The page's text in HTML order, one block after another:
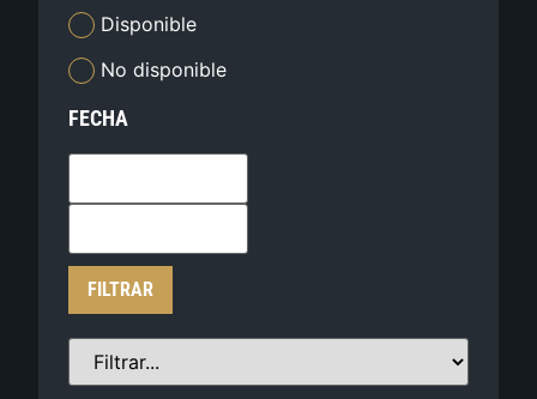
Disponible
No disponible
FECHA
FILTRAR